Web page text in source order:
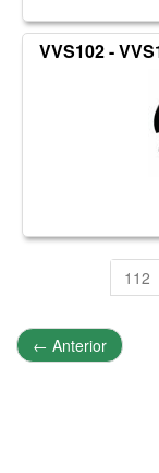
VVS102 -
112
← Anterior